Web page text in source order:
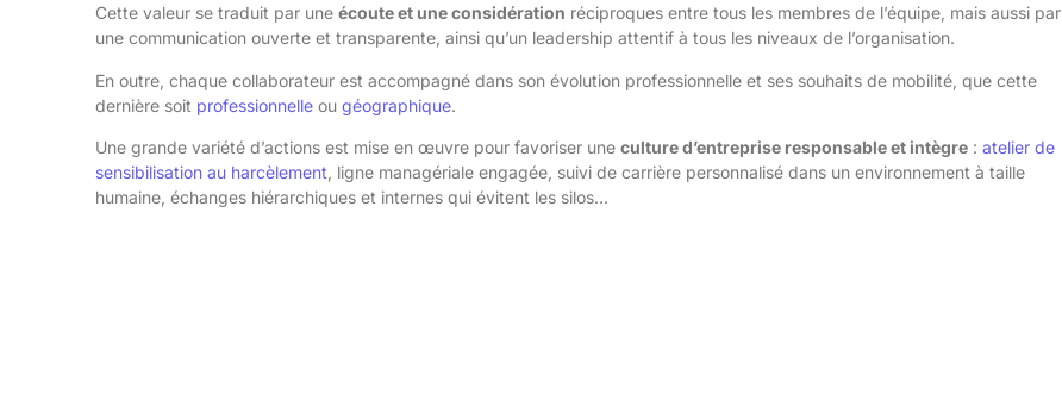
Cette valeur se traduit par une écoute et une considération réciproques entre tous les membres de l’équipe, mais aussi par
une communication ouverte et transparente, ainsi qu’un leadership attentif à tous les niveaux de l’organisation.
En outre, chaque collaborateur est accompagné dans son évolution professionnelle et ses souhaits de mobilité, que cette
dernière soit professionnelle ou géographique.
Une grande variété d’actions est mise en œuvre pour favoriser une culture d’entreprise responsable et intègre : atelier de
sensibilisation au harcèlement , ligne managériale engagée, suivi de carrière personnalisé dans un environnement à taille
humaine, échanges hiérarchiques et internes qui évitent les silos…